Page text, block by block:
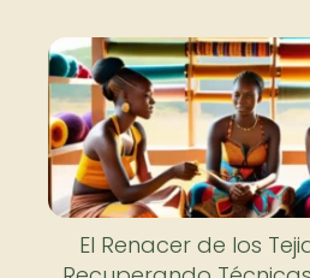
El Renacer de los